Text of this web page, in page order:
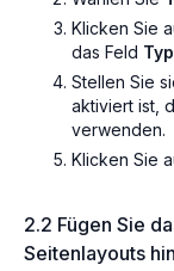
Klicken Sie
das Feld Typ
Stellen Sie
aktiviert ist,
verwenden.
Klicken Sie
2.2 Fügen Sie
Seitenlayouts